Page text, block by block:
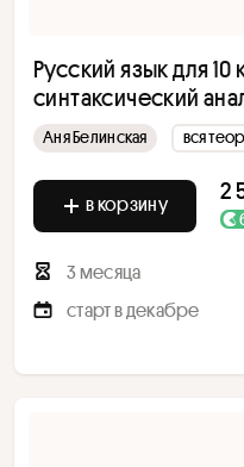
Русский язык для
синтаксический
Аня Белинская вся
в корзину 2
3 месяца
старт в декабре